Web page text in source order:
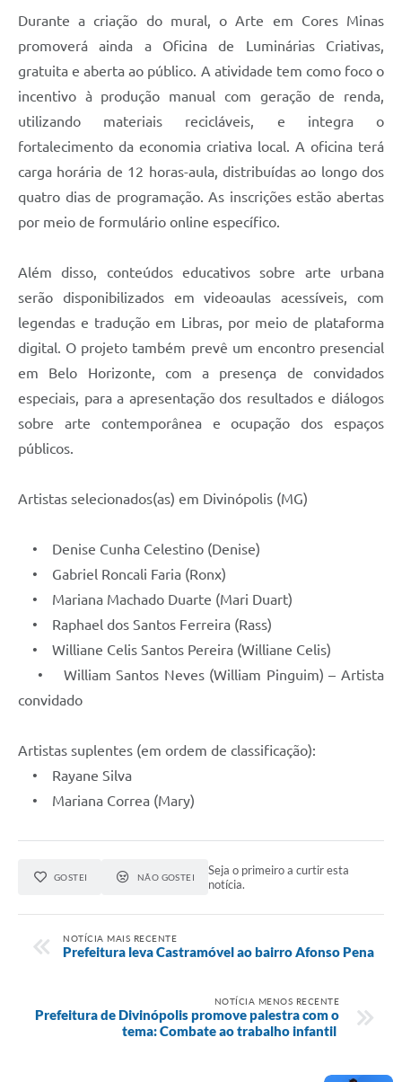
Durante a criação do mural, o Arte em Cores Minas
promoverá ainda a Oficina de Luminárias Criativas,
gratuita e aberta ao público. A atividade tem como foco o
incentivo à produção manual com geração de renda,
utilizando materiais recicláveis, e integra o
fortalecimento da economia criativa local. A oficina terá
carga horária de 12 horas-aula, distribuídas ao longo dos
quatro dias de programação. As inscrições estão abertas
por meio de formulário online específico.
Além disso, conteúdos educativos sobre arte urbana
serão disponibilizados em videoaulas acessíveis, com
legendas e tradução em Libras, por meio de plataforma
digital. O projeto também prevê um encontro presencial
em Belo Horizonte, com a presença de convidados
especiais, para a apresentação dos resultados e diálogos
sobre arte contemporânea e ocupação dos espaços
públicos.
Artistas selecionados(as) em Divinópolis (MG)
• Denise Cunha Celestino (Denise)
• Gabriel Roncali Faria (Ronx)
• Mariana Machado Duarte (Mari Duart)
• Raphael dos Santos Ferreira (Rass)
• Williane Celis Santos Pereira (Williane Celis)
• William Santos Neves (William Pinguim) – Artista
convidado
Artistas suplentes (em ordem de classificação):
• Rayane Silva
• Mariana Correa (Mary)
GOSTEI NÃO GOSTEI
Seja o primeiro a curtir esta
notícia.
NOTÍCIA MAIS RECENTE
Prefeitura leva Castramóvel ao bairro Afonso Pena
NOTÍCIA MENOS RECENTE
Prefeitura de Divinópolis promove palestra com o
tema: Combate ao trabalho infantil